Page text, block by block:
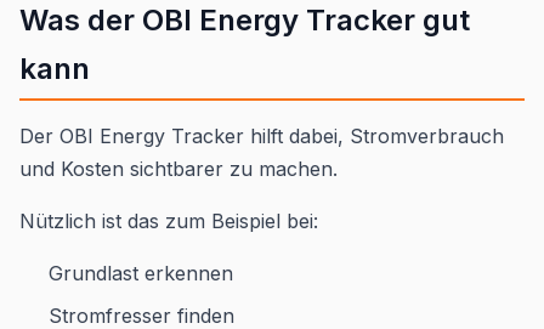
Was der OBI Energy Tracker gut
kann
Der OBI Energy Tracker hilft dabei, Stromverbrauch
und Kosten sichtbarer zu machen.
Nützlich ist das zum Beispiel bei:
Grundlast erkennen
Stromfresser finden